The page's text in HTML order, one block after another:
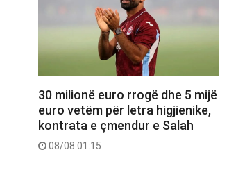
30 milionë euro rrogë dhe 5 mijë
euro vetëm për letra higjienike,
kontrata e çmendur e Salah
08/08 01:15